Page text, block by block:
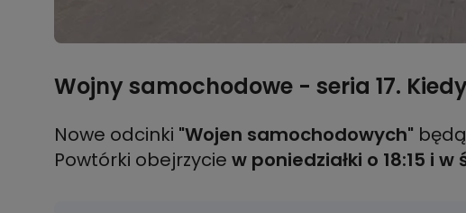
Wojny samochodowe - seria 17.
Nowe odcinki "Wojen samochodowych"
Powtórki obejrzycie w poniedziałki o 18:15 i w